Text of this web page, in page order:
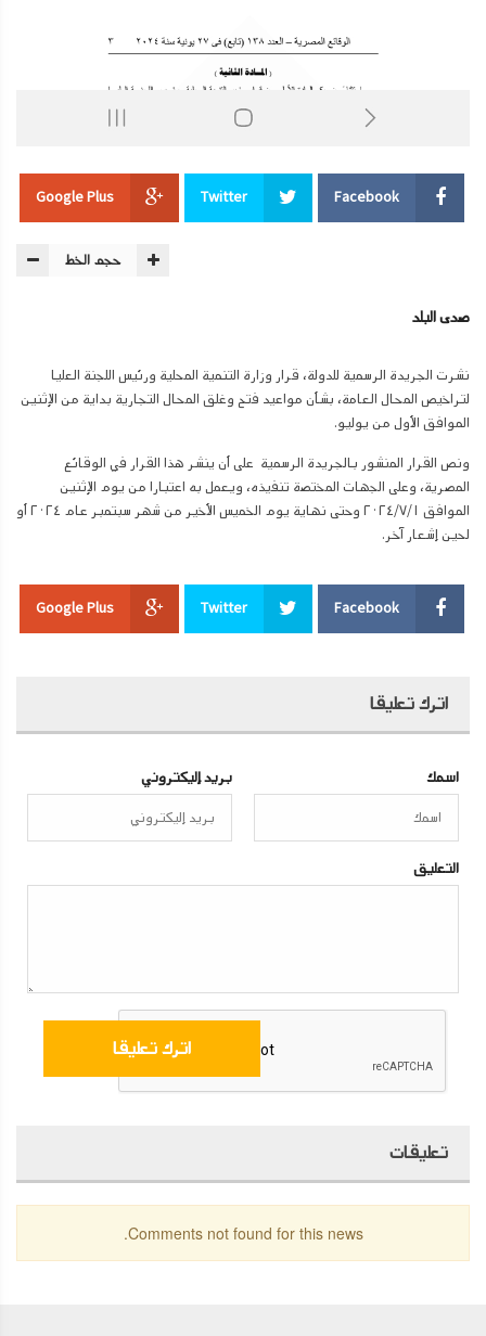
Facebook
Twitter
Google Plus
حجم الخط
صدى البلد
نشرت الجريدة الرسمية للدولة، قرار وزارة التنمية المحلية ورئيس اللجنة العليا
لتراخيص المحال العامة، بشأن مواعيد فتح وغلق المحال التجارية بداية من الإثنين
الموافق الأول من يوليو.
ونص القرار المنشور بالجريدة الرسمية على أن ينشر هذا القرار في الوقائع
المصرية، وعلى الجهات المختصة تنفيذه، ويعمل به اعتبارا من يوم الإثنين
الموافق ٢٠٢٤/٧/١ وحتى نهاية يوم الخميس الأخير من شهر سبتمبر عام ٢٠٢٤ أو
لحين إشعار آخر.
Facebook
Twitter
Google Plus
اترك تعليقا
اسمك بريد إليكتروني
التعليق
تعليقات
Comments not found for this news.